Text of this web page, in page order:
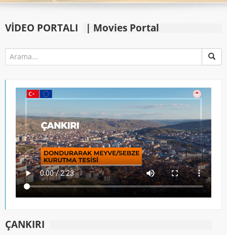
VIDEO PORTALI | Movies Portal
ÇANKIRI